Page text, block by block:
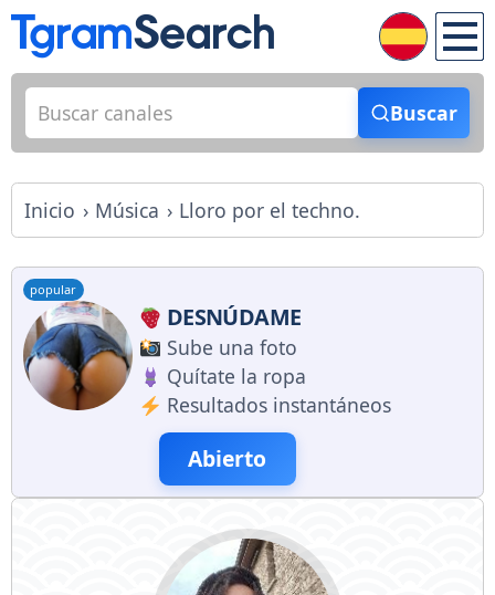
Buscar
Inicio Música Lloro por el techno.
popular
DESNÚDAME
Sube una foto
Quítate la ropa
Resultados instantáneos
Abierto